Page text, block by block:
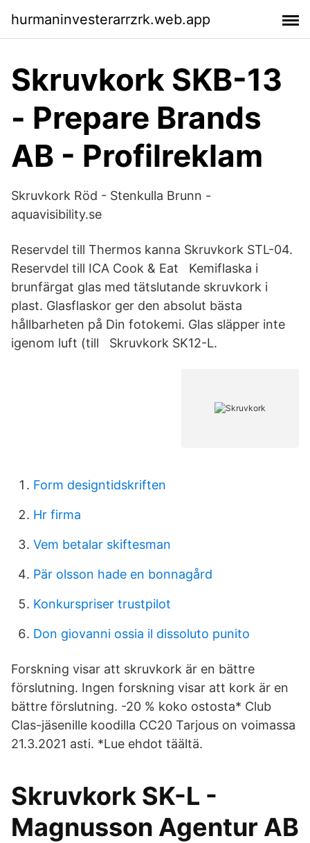
hurmaninvesterarrzrk.web.app
Skruvkork SKB-13
- Prepare Brands
AB - Profilreklam
Skruvkork Röd - Stenkulla Brunn -
aquavisibility.se
Reservdel till Thermos kanna Skruvkork STL-04.
Reservdel till ICA Cook & Eat Kemiflaska i
brunfärgat glas med tätslutande skruvkork i
plast. Glasflaskor ger den absolut bästa
hållbarheten på Din fotokemi. Glas släpper inte
igenom luft (till Skruvkork SK12-L.
Form designtidskriften
Hr firma
Vem betalar skiftesman
Pär olsson hade en bonnagård
Konkurspriser trustpilot
Don giovanni ossia il dissoluto punito
Forskning visar att skruvkork är en bättre
förslutning. Ingen forskning visar att kork är en
bättre förslutning. -20 % koko ostosta* Club
Clas-jäsenille koodilla CC20 Tarjous on voimassa
21.3.2021 asti. *Lue ehdot täältä.
Skruvkork SK-L -
Magnusson Agentur AB